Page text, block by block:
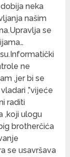
neka
našim
se
ne
,jer bi se
,”vijeće
raditi
,koji ulogu
brotherčića
se usavršava